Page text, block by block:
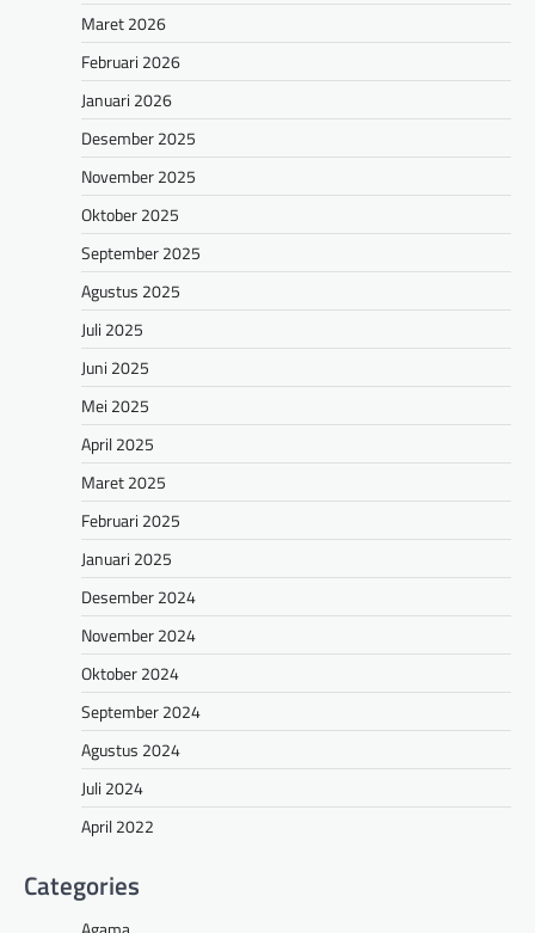
Maret 2026
Februari 2026
Januari 2026
Desember 2025
November 2025
Oktober 2025
September 2025
Agustus 2025
Juli 2025
Juni 2025
Mei 2025
April 2025
Maret 2025
Februari 2025
Januari 2025
Desember 2024
November 2024
Oktober 2024
September 2024
Agustus 2024
Juli 2024
April 2022
Categories